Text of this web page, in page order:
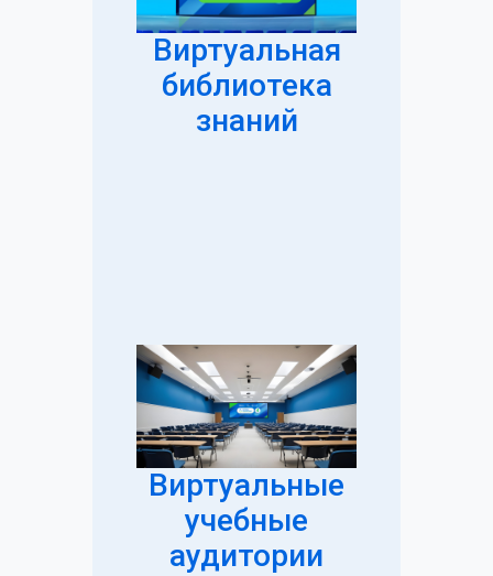
Виртуальная
библиотека
знаний
Виртуальные
учебные
аудитории